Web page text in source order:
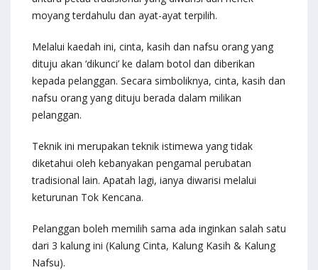
moyang terdahulu dan ayat-ayat terpilih.
Melalui kaedah ini, cinta, kasih dan nafsu orang yang
dituju akan ‘dikunci’ ke dalam botol dan diberikan
kepada pelanggan. Secara simboliknya, cinta, kasih dan
nafsu orang yang dituju berada dalam milikan
pelanggan.
Teknik ini merupakan teknik istimewa yang tidak
diketahui oleh kebanyakan pengamal perubatan
tradisional lain. Apatah lagi, ianya diwarisi melalui
keturunan Tok Kencana.
Pelanggan boleh memilih sama ada inginkan salah satu
dari 3 kalung ini (Kalung Cinta, Kalung Kasih & Kalung
Nafsu).